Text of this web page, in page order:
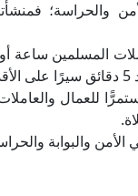
والحراسة؛
المسلمين ساعة
للعمال
الأمن والبوابة